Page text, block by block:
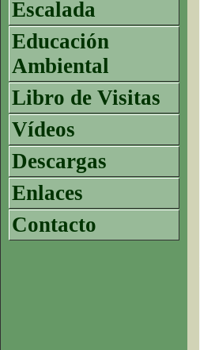
Escalada
Educación
Ambiental
Libro de Visitas
Vídeos
Descargas
Enlaces
Contacto